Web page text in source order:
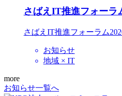
さばえIT推進フォーラ
さばえIT推進フォーラム
お知らせ
地域 × IT
more
お知らせ一覧へ